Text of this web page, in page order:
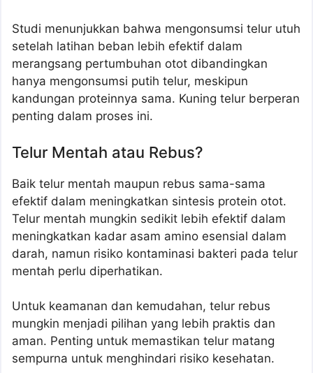
Studi menunjukkan bahwa mengonsumsi telur utuh
setelah latihan beban lebih efektif dalam
merangsang pertumbuhan otot dibandingkan
hanya mengonsumsi putih telur, meskipun
kandungan proteinnya sama. Kuning telur berperan
penting dalam proses ini.
Telur Mentah atau Rebus?
Baik telur mentah maupun rebus sama-sama
efektif dalam meningkatkan sintesis protein otot.
Telur mentah mungkin sedikit lebih efektif dalam
meningkatkan kadar asam amino esensial dalam
darah, namun risiko kontaminasi bakteri pada telur
mentah perlu diperhatikan.
Untuk keamanan dan kemudahan, telur rebus
mungkin menjadi pilihan yang lebih praktis dan
aman. Penting untuk memastikan telur matang
sempurna untuk menghindari risiko kesehatan.